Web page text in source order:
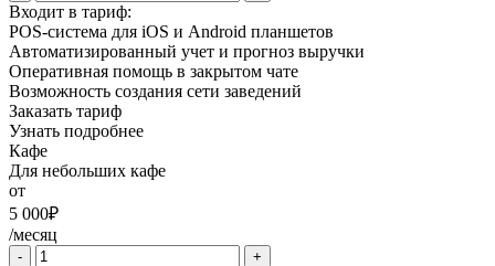
Входит в тариф:
POS-система для iOS и Android планшетов
Автоматизированный учет и прогноз выручки
Оперативная помощь в закрытом чате
Возможность создания сети заведений
Заказать тариф
Узнать подробнее
Кафе
Для небольших кафе
от
5 000₽
/месяц
- +